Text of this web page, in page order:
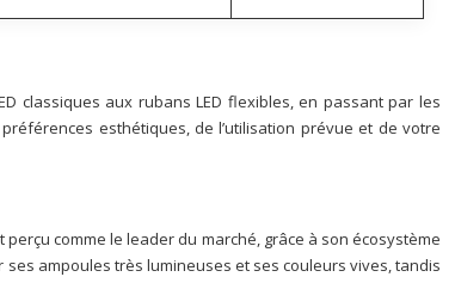
classiques aux rubans LED flexibles, en passant par les
esthétiques, de l’utilisation prévue et de votre
perçu comme le leader du marché, grâce à son écosystème
ses ampoules très lumineuses et ses couleurs vives, tandis